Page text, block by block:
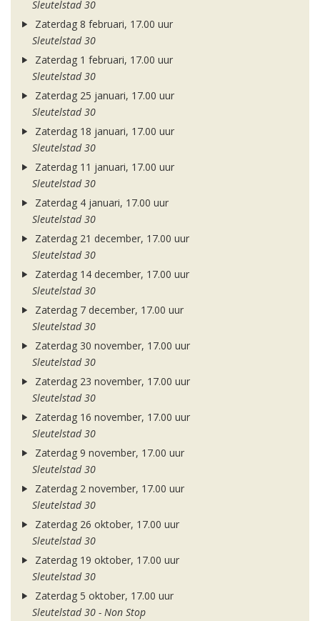
Sleutelstad 30
Zaterdag 8 februari, 17.00 uur
Sleutelstad 30
Zaterdag 1 februari, 17.00 uur
Sleutelstad 30
Zaterdag 25 januari, 17.00 uur
Sleutelstad 30
Zaterdag 18 januari, 17.00 uur
Sleutelstad 30
Zaterdag 11 januari, 17.00 uur
Sleutelstad 30
Zaterdag 4 januari, 17.00 uur
Sleutelstad 30
Zaterdag 21 december, 17.00 uur
Sleutelstad 30
Zaterdag 14 december, 17.00 uur
Sleutelstad 30
Zaterdag 7 december, 17.00 uur
Sleutelstad 30
Zaterdag 30 november, 17.00 uur
Sleutelstad 30
Zaterdag 23 november, 17.00 uur
Sleutelstad 30
Zaterdag 16 november, 17.00 uur
Sleutelstad 30
Zaterdag 9 november, 17.00 uur
Sleutelstad 30
Zaterdag 2 november, 17.00 uur
Sleutelstad 30
Zaterdag 26 oktober, 17.00 uur
Sleutelstad 30
Zaterdag 19 oktober, 17.00 uur
Sleutelstad 30
Zaterdag 5 oktober, 17.00 uur
Sleutelstad 30 - Non Stop